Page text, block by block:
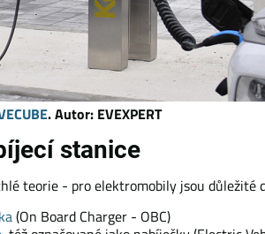
. Autor: EVEXPERT
stanice
teorie - pro elektromobily jsou důležité
(On Board Charger - OBC)